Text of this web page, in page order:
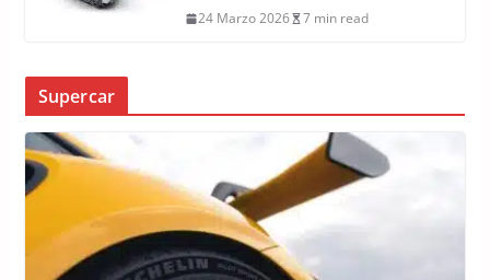
24 Marzo 2026 7 min read
Supercar